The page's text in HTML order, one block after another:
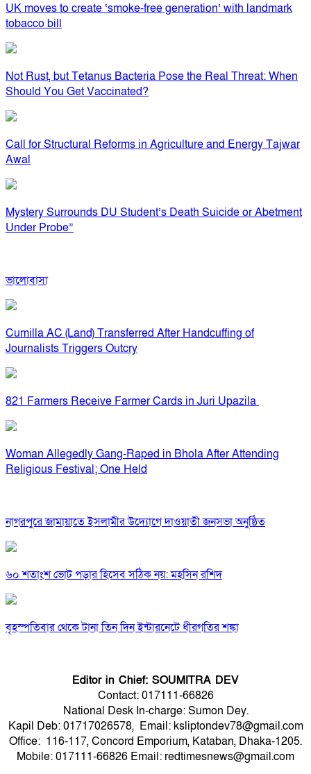
UK moves to create ‘smoke-free generation’ with landmark
tobacco bill
Not Rust, but Tetanus Bacteria Pose the Real Threat: When
Should You Get Vaccinated?
Call for Structural Reforms in Agriculture and Energy Tajwar
Awal
Mystery Surrounds DU Student’s Death Suicide or Abetment
Under Probe”
ভালোবাসা
Cumilla AC (Land) Transferred After Handcuffing of
Journalists Triggers Outcry
821 Farmers Receive Farmer Cards in Juri Upazila
Woman Allegedly Gang-Raped in Bhola After Attending
Religious Festival; One Held
নাগরপুরে জামায়াতে ইসলামীর উদ্যোগে দাওয়াতী জনসভা অনুষ্ঠিত
৬০ শতাংশ ভোট পড়ার হিসেব সঠিক নয়: মহসিন রশিদ
বৃহস্পতিবার থেকে টানা তিন দিন ইন্টারনেটে ধীরগতির শঙ্কা
Editor in Chief: SOUMITRA DEV
Contact: 017111-66826
National Desk In-charge: Sumon Dey.
Kapil Deb: 01717026578, Email: ksliptondev78@gmail.com
Office: 116-117, Concord Emporium, Kataban, Dhaka-1205.
Mobile: 017111-66826 Email: redtimesnews@gmail.com